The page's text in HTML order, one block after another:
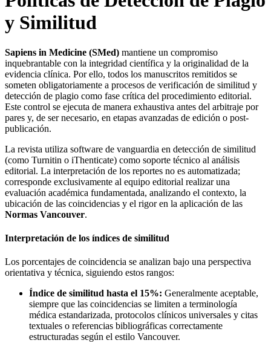
y Similitud
Sapiens in Medicine (SMed) mantiene un compromiso
inquebrantable con la integridad científica y la originalidad de la
evidencia clínica. Por ello, todos los manuscritos remitidos se
someten obligatoriamente a procesos de verificación de similitud y
detección de plagio como fase crítica del procedimiento editorial.
Este control se ejecuta de manera exhaustiva antes del arbitraje por
pares y, de ser necesario, en etapas avanzadas de edición o post-
publicación.
La revista utiliza software de vanguardia en detección de similitud
(como Turnitin o iThenticate) como soporte técnico al análisis
editorial. La interpretación de los reportes no es automatizada;
corresponde exclusivamente al equipo editorial realizar una
evaluación académica fundamentada, analizando el contexto, la
ubicación de las coincidencias y el rigor en la aplicación de las
Normas Vancouver.
Interpretación de los índices de similitud
Los porcentajes de coincidencia se analizan bajo una perspectiva
orientativa y técnica, siguiendo estos rangos:
Índice de similitud hasta el 15%: Generalmente aceptable,
siempre que las coincidencias se limiten a terminología
médica estandarizada, protocolos clínicos universales y citas
textuales o referencias bibliográficas correctamente
estructuradas según el estilo Vancouver.